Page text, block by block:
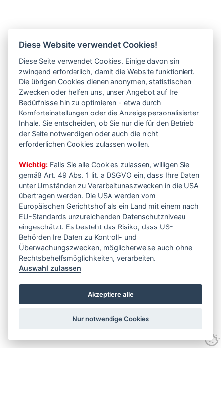
Diese Website verwendet Cookies!
Diese Seite verwendet Cookies. Einige davon sin
zwingend erforderlich, damit die Website funktioniert.
Die übrigen Cookies dienen anonymen, statistischen
Zwecken oder helfen uns, unser Angebot auf Ire
Bedürfnisse hin zu optimieren - etwa durch
Komforteinstellungen oder die Anzeige personalisierter
Inhale. Sie entscheiden, ob Sie nur die für den Betrieb
der Seite notwendigen oder auch die nicht
erforderlichen Cookies zulassen wollen.
Wichtig: Falls Sie alle Cookies zulassen, willigen Sie
gemäß Art. 49 Abs. 1 lit. a DSGVO ein, dass Ihre Daten
unter Umständen zu Verarbeitunaszwecken in die USA
übertragen werden. Die USA werden vom
Europäischen Gerichtshof als ein Land mit einem nach
EU-Standards unzureichenden Datenschutzniveau
eingeschätzt. Es besteht das Risiko, dass US-
Behörden Ire Daten zu Kontroll- und
Überwachungszwecken, möglicherweise auch ohne
Rechtsbehelfsmöglichkeiten, verarbeiten.
Auswahl zulassen
Akzeptiere alle
Nur notwendige Cookies